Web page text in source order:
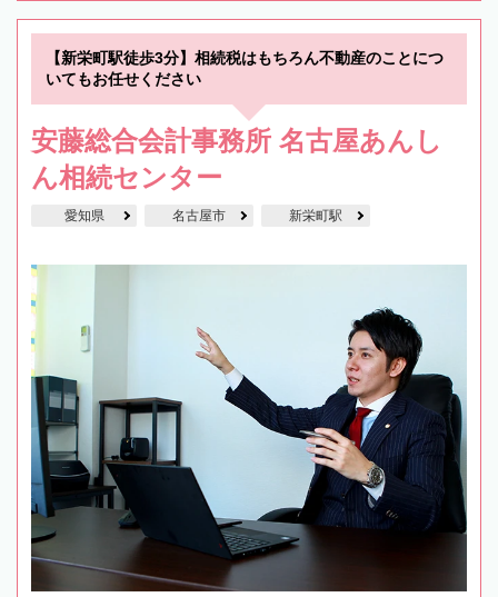
【新栄町駅徒歩3分】相続税はもちろん不動産のことにつ
いてもお任せください
安藤総合会計事務所 名古屋あんし
ん相続センター
愛知県 名古屋市 新栄町駅